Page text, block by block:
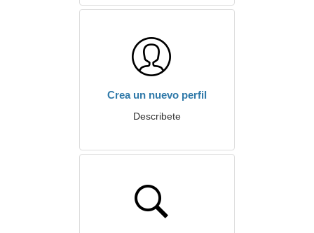
Crea un nuevo perfil
Describete